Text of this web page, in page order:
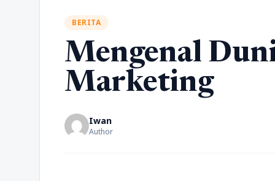
BERITA
Mengenal
Marketing
Iwan
Author